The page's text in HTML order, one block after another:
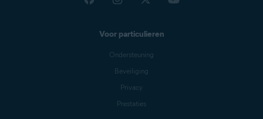
Voor particulieren
Ondersteuning
Beveiliging
Privacy
Prestaties